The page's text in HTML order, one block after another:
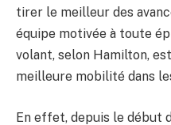
tirer le meilleur des
équipe motivée à toute
volant, selon Hamilton,
meilleure mobilité dans
En effet, depuis le début